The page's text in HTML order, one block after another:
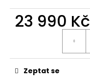
23 990 Kč
Zeptat se